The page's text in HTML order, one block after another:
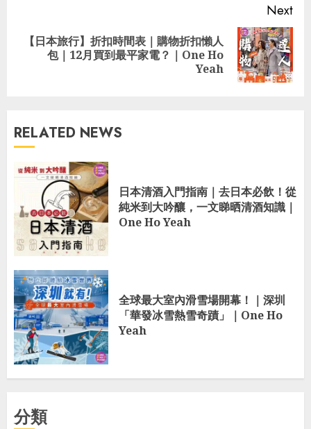
Next
Next
【日本旅行】折扣時間表｜購物折扣懶人
包｜12月買到最平家電？｜One Ho
Yeah
RELATED NEWS
日本清酒入門指南｜去日本必飲！從
純米到大吟釀，一文睇晒清酒知識｜
One Ho Yeah
全球最大室內滑雪場開幕！｜深圳
「華發冰雪熱雪奇蹟」｜One Ho
Yeah
分類